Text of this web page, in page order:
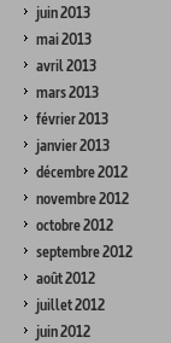
juin 2013
mai 2013
avril 2013
mars 2013
février 2013
janvier 2013
décembre 2012
novembre 2012
octobre 2012
septembre 2012
août 2012
juillet 2012
juin 2012